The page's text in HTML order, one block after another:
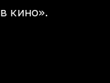
кино».